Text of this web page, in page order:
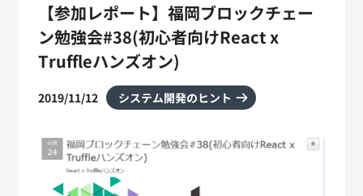
【参加レポート】福岡ブロックチェー
ン勉強会#38(初心者向けReact x
Truffleハンズオン)
2019/11/12 システム開発のヒント